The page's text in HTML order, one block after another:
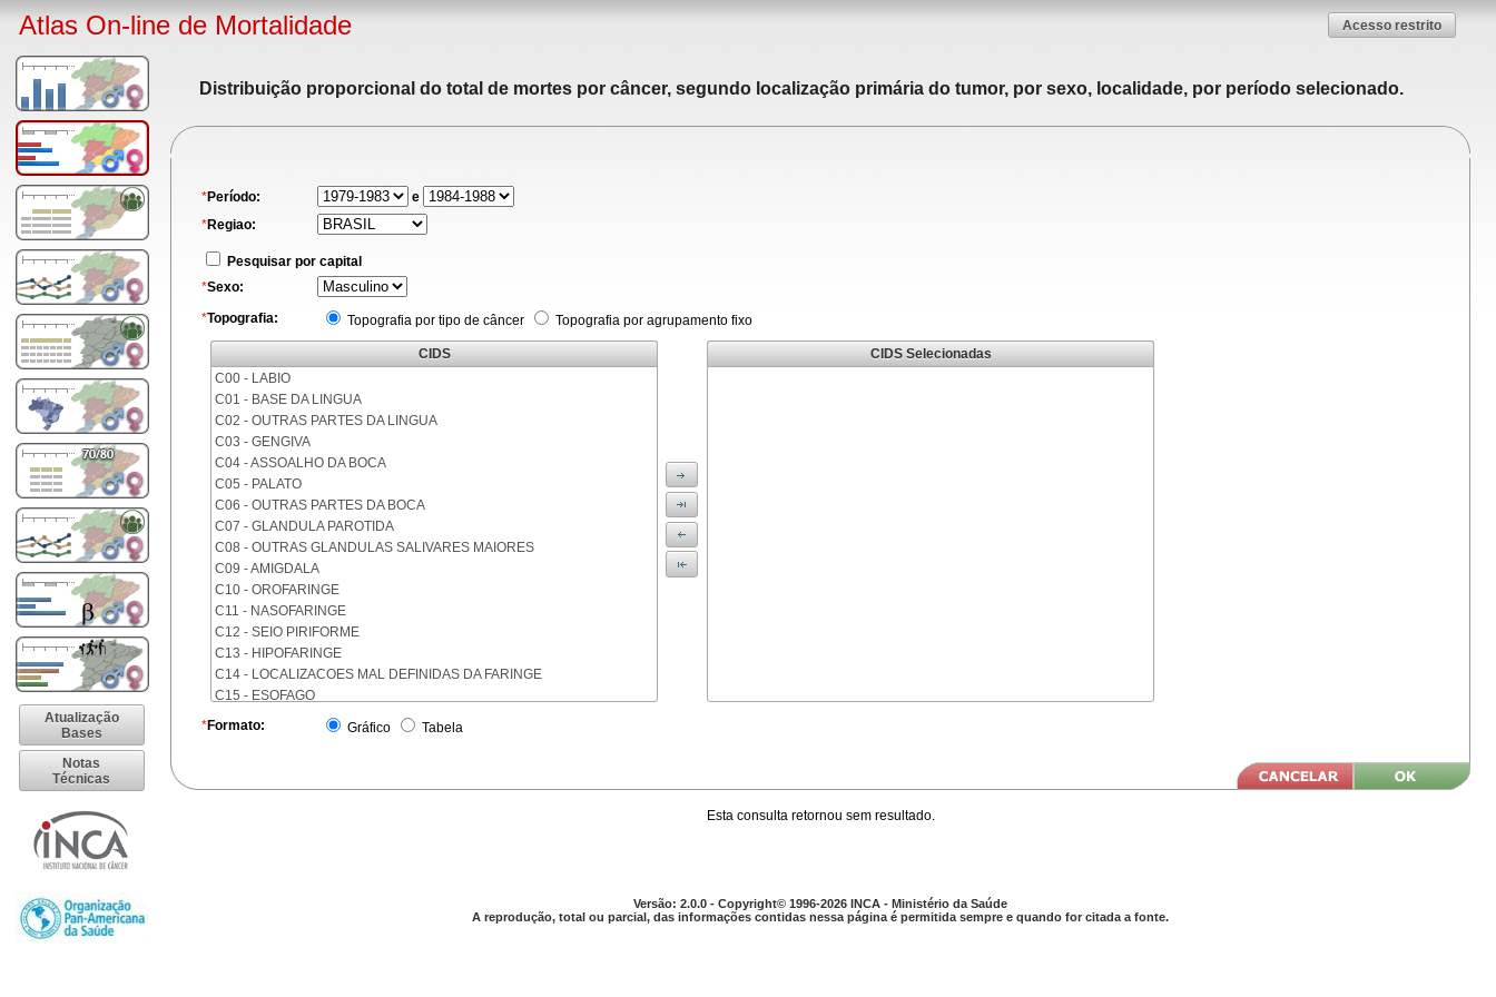
Atlas On-line de Mortalidade Acesso restrito
Atualização
Bases
Notas
Técnicas
Distribuição proporcional do total de mortes por câncer, segundo localização primária do tumor, por sexo, localidade, por período selecionado.
*Período:
e
*Regiao:
Pesquisar por capital
*Sexo:
*Topografia: Topografia por tipo de câncer Topografia por agrupamento fixo
CIDS
C00 - LABIO
C01 - BASE DA LINGUA
C02 - OUTRAS PARTES DA LINGUA
C03 - GENGIVA
C04 - ASSOALHO DA BOCA
C05 - PALATO
C06 - OUTRAS PARTES DA BOCA
C07 - GLANDULA PAROTIDA
C08 - OUTRAS GLANDULAS SALIVARES MAIORES
C09 - AMIGDALA
C10 - OROFARINGE
C11 - NASOFARINGE
C12 - SEIO PIRIFORME
C13 - HIPOFARINGE
C14 - LOCALIZACOES MAL DEFINIDAS DA FARINGE
C15 - ESOFAGO
C26 - LOCALIZACOES MAL DEFINIDAS NO APARELHO DIGESTIVO
CIDS Selecionadas
*Formato: Gráfico Tabela
Esta consulta retornou sem resultado.
Versão: 2.0.0 - Copyright© 1996-2026 INCA - Ministério da Saúde
A reprodução, total ou parcial, das informações contidas nessa página é permitida sempre e quando for citada a fonte.